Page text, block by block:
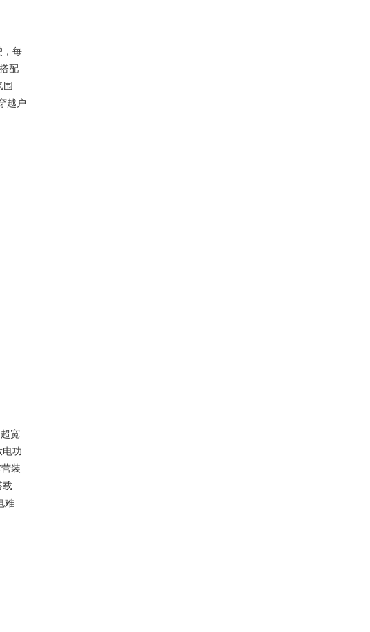
，每
配
越户
宽
电功
装
载
难